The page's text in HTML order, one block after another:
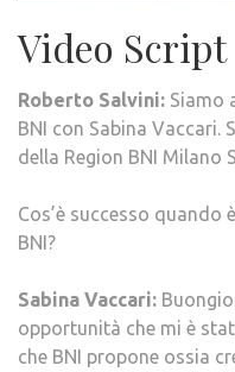
Video Script
Roberto Salvini: Siamo
BNI con Sabina Vaccari.
della Region BNI Milano
Cos’è successo
BNI?
Sabina Vaccari:
opportunità che mi è
che BNI propone ossia